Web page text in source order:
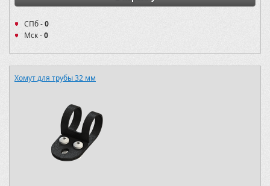
СПб -0
Мск -0
Хомут для трубы 32 мм